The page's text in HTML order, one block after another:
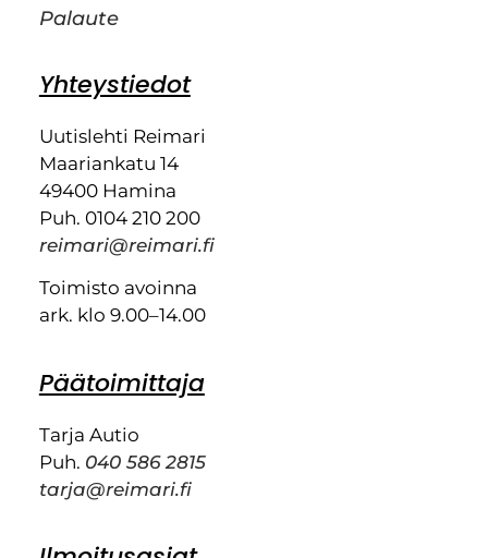
Palaute
Yhteystiedot
Uutislehti Reimari
Maariankatu 14
49400 Hamina
Puh. 0104 210 200
reimari@reimari.fi
Toimisto avoinna
ark. klo 9.00–14.00
Päätoimittaja
Tarja Autio
Puh. 040 586 2815
tarja@reimari.fi